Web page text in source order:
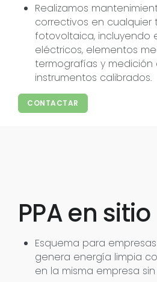
Realizamos
correctivos en
fotovoltaica, incluyendo
eléctricos, elementos
termografías y
instrumentos calibrados.
CONTACTAR
PPA en sitio
Esquema para
genera energía limpia
en la misma empresa